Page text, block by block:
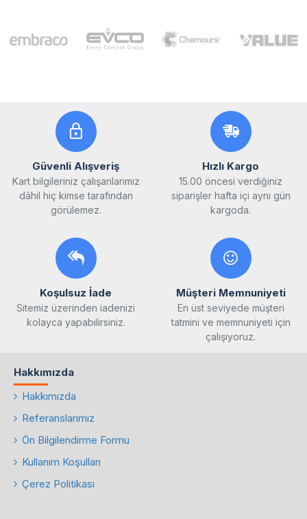
Güvenli Alışveriş
Kart bilgileriniz çalışanlarımız
dâhil hiç kimse tarafından
görülemez.
Hızlı Kargo
15.00 öncesi verdiğiniz
siparişler hafta içi aynı gün
kargoda.
Koşulsuz İade
Sitemiz üzerinden iadenizi
kolayca yapabilirsiniz.
Müşteri Memnuniyeti
En üst seviyede müşteri
tatmini ve memnuniyeti için
çalışıyoruz.
Hakkımızda
Hakkımızda
Referanslarımız
Ön Bilgilendirme Formu
Kullanım Koşulları
Çerez Politikası